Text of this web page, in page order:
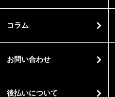
コラム
お問い合わせ
後払いについて